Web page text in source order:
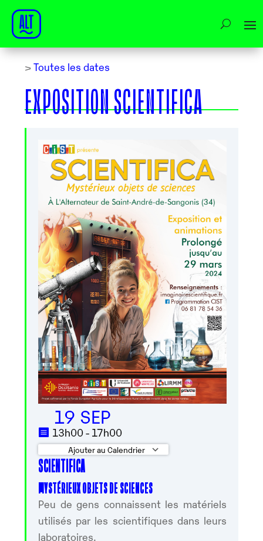
> Toutes les dates
EXPOSITION SCIENTIFICA
19 SEP
13h00 - 17h00
Ajouter au Calendrier
Télécharger ICS
SCIENTIFICA
MYSTÉRIEUX OBJETS DE SCIENCES
Peu de gens connaissent les matériels
utilisés par les scientifiques dans leurs
laboratoires.